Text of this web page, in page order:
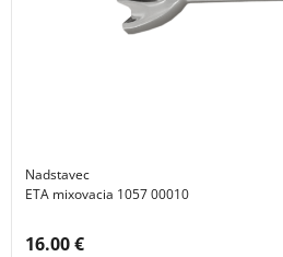
Nadstavec
ETA mixovacia 1057 00010
Cena s DPH:
16.00 €